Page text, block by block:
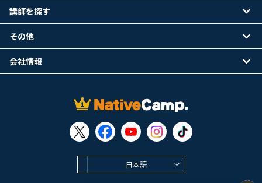
日本語
講師を探す
その他
会社情報